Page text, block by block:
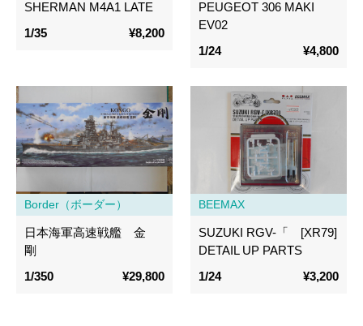
SHERMAN M4A1 LATE
1/35
¥8,200
PEUGEOT 306 MAKI
EV02
1/24
¥4,800
Border（ボーダー）
日本海軍高速戦艦 金
剛
1/350
¥29,800
BEEMAX
SUZUKI RGV-「 [XR79]
DETAIL UP PARTS
1/24
¥3,200